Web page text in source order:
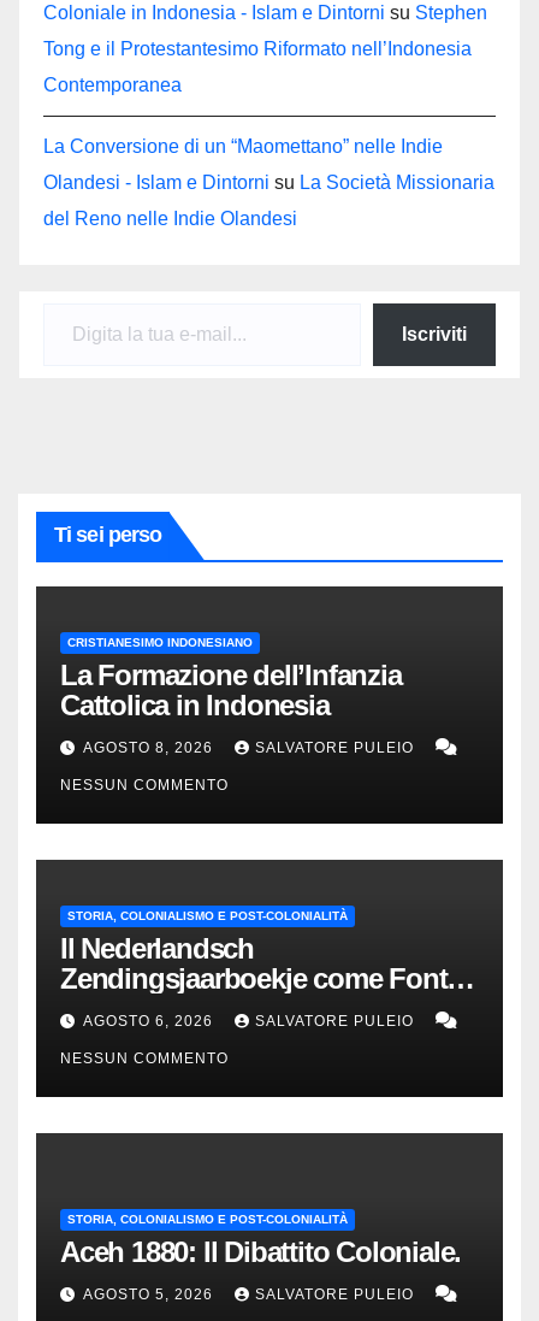
Coloniale in Indonesia - Islam e Dintorni su Stephen
Tong e il Protestantesimo Riformato nell’Indonesia
Contemporanea
La Conversione di un “Maomettano” nelle Indie
Olandesi - Islam e Dintorni su La Società Missionaria
del Reno nelle Indie Olandesi
Iscriviti
Ti sei perso
CRISTIANESIMO INDONESIANO
La Formazione dell’Infanzia
Cattolica in Indonesia
AGOSTO 8, 2026 SALVATORE PULEIO
NESSUN COMMENTO
STORIA, COLONIALISMO E POST-COLONIALITÀ
Il Nederlandsch
Zendingsjaarboekje come Fonte
Storica delle Indie Orientali
Olandesi
AGOSTO 6, 2026 SALVATORE PULEIO
NESSUN COMMENTO
STORIA, COLONIALISMO E POST-COLONIALITÀ
Aceh 1880: Il Dibattito Coloniale.
AGOSTO 5, 2026 SALVATORE PULEIO